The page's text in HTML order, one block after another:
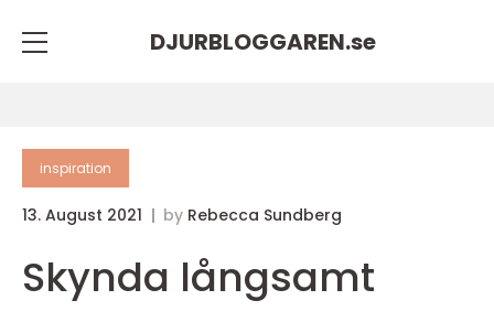
DJURBLOGGAREN.se
inspiration
13. August 2021 by Rebecca Sundberg
Skynda långsamt